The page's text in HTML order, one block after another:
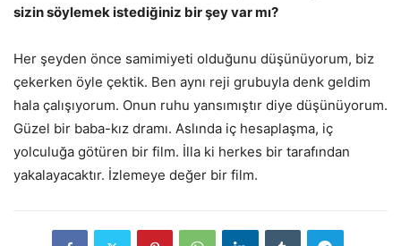
sizin söylemek istediğiniz bir şey var mı?
Her şeyden önce samimiyeti olduğunu düşünüyorum, biz
çekerken öyle çektik. Ben aynı reji grubuyla denk geldim
hala çalışıyorum. Onun ruhu yansımıştır diye düşünüyorum.
Güzel bir baba-kız dramı. Aslında iç hesaplaşma, iç
yolculuğa götüren bir film. İlla ki herkes bir tarafından
yakalayacaktır. İzlemeye değer bir film.